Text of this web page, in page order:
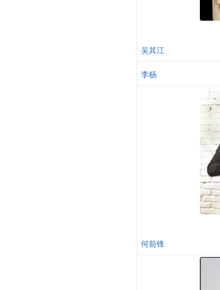
吴其江
李杨
何前锋